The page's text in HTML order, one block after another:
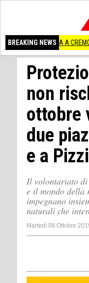
BREAKING NEWS
A CREMONA MUSICA
non
ottobre
due
e a
Il volontariato
e il mondo della
impegnano
naturali che
Martedì 08 Ottobre